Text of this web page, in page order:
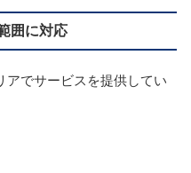
囲に対応
アでサービスを提供してい